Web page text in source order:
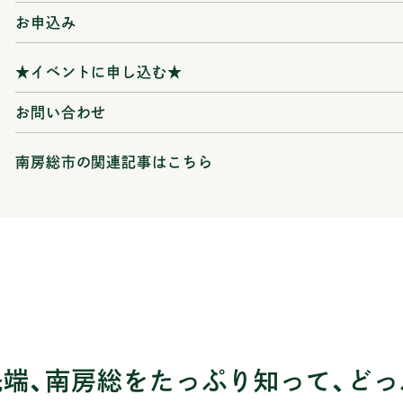
お申込み
★イベントに申し込む★
お問い合わせ
南房総市の関連記事はこちら
、南房総をたっぷり知って、ど